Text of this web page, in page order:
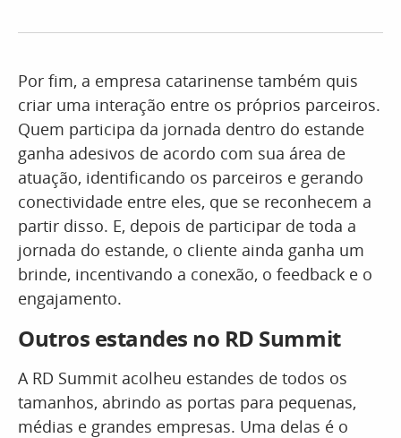
Por fim, a empresa catarinense também quis
criar uma interação entre os próprios parceiros.
Quem participa da jornada dentro do estande
ganha adesivos de acordo com sua área de
atuação, identificando os parceiros e gerando
conectividade entre eles, que se reconhecem a
partir disso. E, depois de participar de toda a
jornada do estande, o cliente ainda ganha um
brinde, incentivando a conexão, o feedback e o
engajamento.
Outros estandes no RD Summit
A RD Summit acolheu estandes de todos os
tamanhos, abrindo as portas para pequenas,
médias e grandes empresas. Uma delas é o